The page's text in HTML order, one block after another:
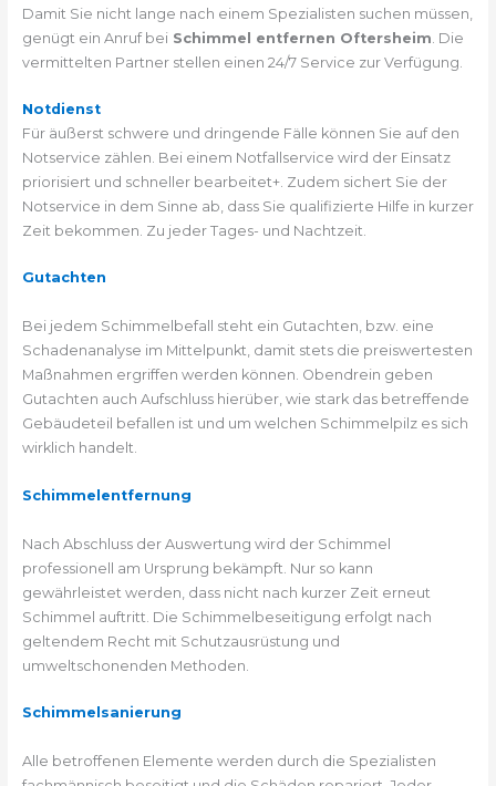
Damit Sie nicht lange nach einem Spezialisten suchen müssen,
genügt ein Anruf bei Schimmel entfernen Oftersheim . Die
vermittelten Partner stellen einen 24/7 Service zur Verfügung.
Notdienst
Für äußerst schwere und dringende Fälle können Sie auf den
Notservice zählen. Bei einem Notfallservice wird der Einsatz
priorisiert und schneller bearbeitet+. Zudem sichert Sie der
Notservice in dem Sinne ab, dass Sie qualifizierte Hilfe in kurzer
Zeit bekommen. Zu jeder Tages- und Nachtzeit.
Gutachten
Bei jedem Schimmelbefall steht ein Gutachten, bzw. eine
Schadenanalyse im Mittelpunkt, damit stets die preiswertesten
Maßnahmen ergriffen werden können. Obendrein geben
Gutachten auch Aufschluss hierüber, wie stark das betreffende
Gebäudeteil befallen ist und um welchen Schimmelpilz es sich
wirklich handelt.
Schimmelentfernung
Nach Abschluss der Auswertung wird der Schimmel
professionell am Ursprung bekämpft. Nur so kann
gewährleistet werden, dass nicht nach kurzer Zeit erneut
Schimmel auftritt. Die Schimmelbeseitigung erfolgt nach
geltendem Recht mit Schutzausrüstung und
umweltschonenden Methoden.
Schimmelsanierung
Alle betroffenen Elemente werden durch die Spezialisten